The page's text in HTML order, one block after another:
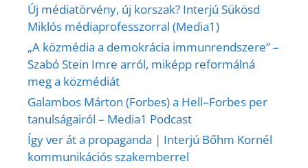
Új médiatörvény, új korszak? Interjú Sükösd
Miklós médiaprofesszorral (Media1)
„A közmédia a demokrácia immunrendszere” –
Szabó Stein Imre arról, miképp reformálná
meg a közmédiát
Galambos Márton (Forbes) a Hell–Forbes per
tanulságairól – Media1 Podcast
Így ver át a propaganda | Interjú Bőhm Kornél
kommunikációs szakemberrel